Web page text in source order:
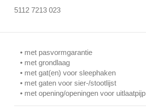
5112 7213 023
• met pasvormgarantie
• met grondlaag
• met gat(en) voor sleephaken
• met gaten voor sier-/stootlijst
• met opening/openingen voor uitlaatpijp